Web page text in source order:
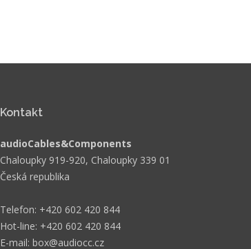
Kontakt
audioCables&Components
Chaloupky 919-920, Chaloupky 339 01
Česká republika
Telefon: +420 602 420 844
Hot-line: +420 602 420 844
E-mail: box@audiocc.cz